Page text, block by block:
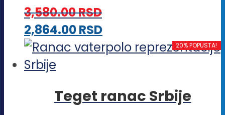
mogu
biti
izabrane
stranici
proizvoda.
3,580.00RSD
2,864.00RSDOvaj
proizvod
varijanti.
20% POPUSTA!
Teget ranac Srbije